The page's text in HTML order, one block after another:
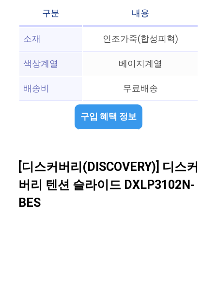
구분
내용
소재
인조가죽(합성피혁)
색상계열
베이지계열
배송비
무료배송
구입 혜택 정보
[디스커버리(DISCOVERY)] 디스커
버리 텐션 슬라이드 DXLP3102N-
BES